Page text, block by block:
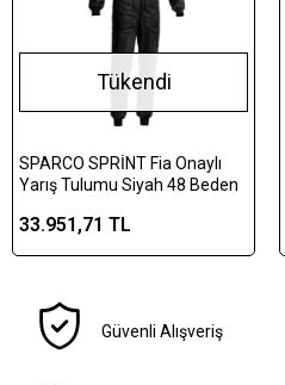
Tükendi
SPARCO SPRİNT Fia Onaylı
Yarış Tulumu Siyah 48 Beden
33.951,71 TL
Güvenli Alışveriş